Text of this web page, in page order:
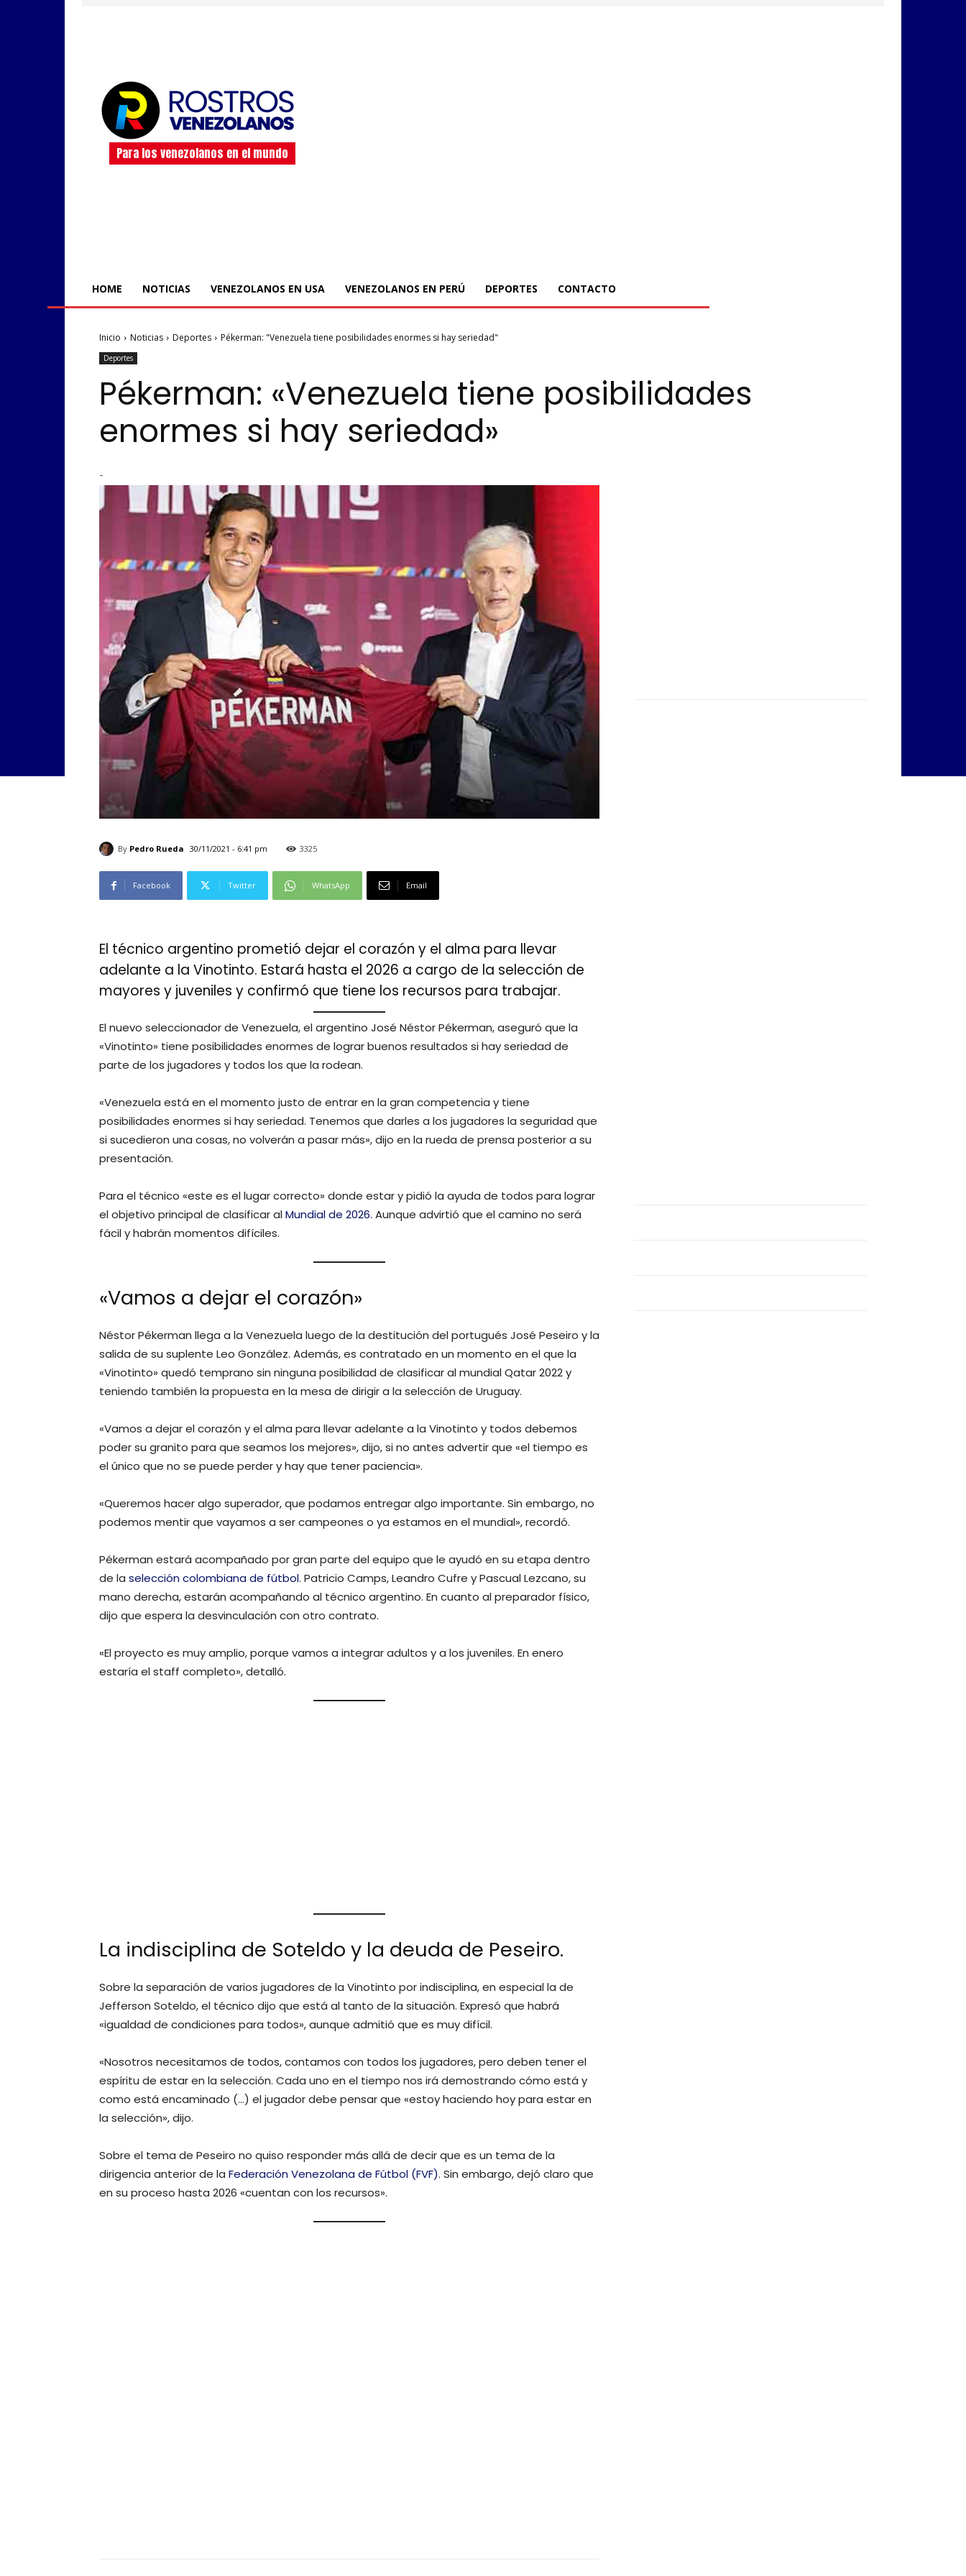
Para los venezolanos en el mundo
HOME NOTICIAS VENEZOLANOS EN USA VENEZOLANOS EN PERÚ DEPORTES CONTACTO
Inicio Noticias Deportes Pékerman: "Venezuela tiene posibilidades enormes si hay seriedad"
Deportes
Pékerman: «Venezuela tiene posibilidades
enormes si hay seriedad»
-
By Pedro Rueda 30/11/2021 - 6:41 pm 3325
Facebook Twitter WhatsApp Email
El técnico argentino prometió dejar el corazón y el alma para llevar
adelante a la Vinotinto. Estará hasta el 2026 a cargo de la selección de
mayores y juveniles y confirmó que tiene los recursos para trabajar.
El nuevo seleccionador de Venezuela, el argentino José Néstor Pékerman, aseguró que la
«Vinotinto» tiene posibilidades enormes de lograr buenos resultados si hay seriedad de
parte de los jugadores y todos los que la rodean.
«Venezuela está en el momento justo de entrar en la gran competencia y tiene
posibilidades enormes si hay seriedad. Tenemos que darles a los jugadores la seguridad que
si sucedieron una cosas, no volverán a pasar más», dijo en la rueda de prensa posterior a su
presentación.
Para el técnico «este es el lugar correcto» donde estar y pidió la ayuda de todos para lograr
el objetivo principal de clasificar alMundial de 2026. Aunque advirtió que el camino no será
fácil y habrán momentos difíciles.
«Vamos a dejar el corazón»
Néstor Pékerman llega a la Venezuela luego de la destitución del portugués José Peseiro y la
salida de su suplente Leo González. Además, es contratado en un momento en el que la
«Vinotinto» quedó temprano sin ninguna posibilidad de clasificar al mundial Qatar 2022 y
teniendo también la propuesta en la mesa de dirigir a la selección de Uruguay.
«Vamos a dejar el corazón y el alma para llevar adelante a la Vinotinto y todos debemos
poder su granito para que seamos los mejores», dijo, si no antes advertir que «el tiempo es
el único que no se puede perder y hay que tener paciencia».
«Queremos hacer algo superador, que podamos entregar algo importante. Sin embargo, no
podemos mentir que vayamos a ser campeones o ya estamos en el mundial», recordó.
Pékerman estará acompañado por gran parte del equipo que le ayudó en su etapa dentro
de la selección colombiana de fútbol. Patricio Camps, Leandro Cufre y Pascual Lezcano, su
mano derecha, estarán acompañando al técnico argentino. En cuanto al preparador físico,
dijo que espera la desvinculación con otro contrato.
«El proyecto es muy amplio, porque vamos a integrar adultos y a los juveniles. En enero
estaría el staff completo», detalló.
La indisciplina de Soteldo y la deuda de Peseiro.
Sobre la separación de varios jugadores de la Vinotinto por indisciplina, en especial la de
Jefferson Soteldo, el técnico dijo que está al tanto de la situación. Expresó que habrá
«igualdad de condiciones para todos», aunque admitió que es muy difícil.
«Nosotros necesitamos de todos, contamos con todos los jugadores, pero deben tener el
espíritu de estar en la selección. Cada uno en el tiempo nos irá demostrando cómo está y
como está encaminado (…) el jugador debe pensar que «estoy haciendo hoy para estar en
la selección», dijo.
Sobre el tema de Peseiro no quiso responder más allá de decir que es un tema de la
dirigencia anterior de la Federación Venezolana de Fútbol (FVF). Sin embargo, dejó claro que
en su proceso hasta 2026 «cuentan con los recursos».